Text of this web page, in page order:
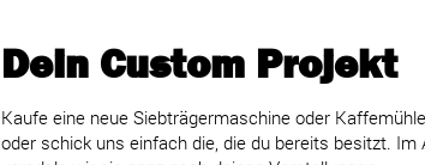
Dein Custom Projekt
Kaufe eine neue Siebträgermaschine oder
oder schick uns einfach die, die du bereits besitzt. Im